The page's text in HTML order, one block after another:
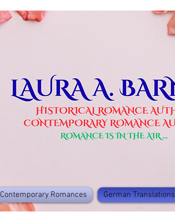
Contemporary Romances German Translations